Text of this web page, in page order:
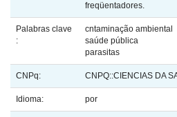
freqüentadores.
Palabras clave
:
cntaminação ambiental
saúde pública
parasitas
CNPq: CNPQ::CIENCIAS DA
Idioma: por